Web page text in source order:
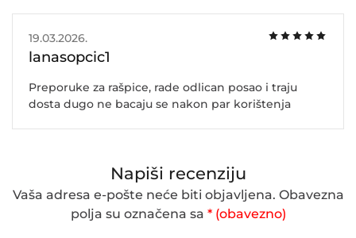
19.03.2026.
lanasopcic1
Preporuke za rašpice, rade odlican posao i traju
dosta dugo ne bacaju se nakon par korištenja
Napiši recenziju
Vaša adresa e-pošte neće biti objavljena. Obavezna
polja su označena sa * (obavezno)